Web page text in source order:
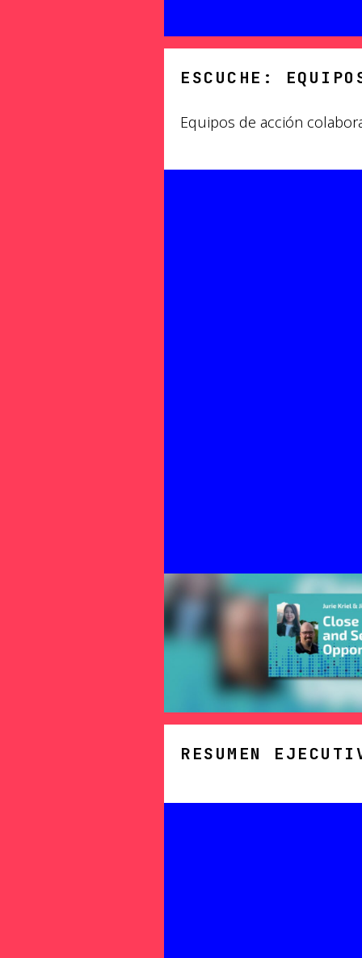
ESCUCHE:
Equipos de acción
RESUMEN